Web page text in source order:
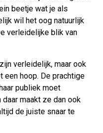
beetje wat je als
wil het oog natuurlijk
verleidelijke blik van
verleidelijk, maar ook
een hoop. De prachtige
publiek moet
maakt ze dan ook
de juiste snaar te